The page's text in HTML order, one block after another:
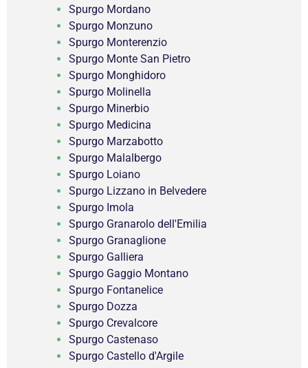
Spurgo Mordano
Spurgo Monzuno
Spurgo Monterenzio
Spurgo Monte San Pietro
Spurgo Monghidoro
Spurgo Molinella
Spurgo Minerbio
Spurgo Medicina
Spurgo Marzabotto
Spurgo Malalbergo
Spurgo Loiano
Spurgo Lizzano in Belvedere
Spurgo Imola
Spurgo Granarolo dell'Emilia
Spurgo Granaglione
Spurgo Galliera
Spurgo Gaggio Montano
Spurgo Fontanelice
Spurgo Dozza
Spurgo Crevalcore
Spurgo Castenaso
Spurgo Castello d'Argile